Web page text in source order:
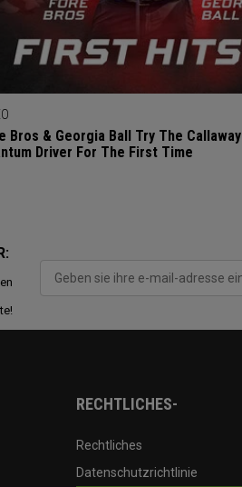
Bros & Georgia Ball Try The Callaway
Driver For The First Time
RECHTLICHES-
Rechtliches
Datenschutzrichtlinie